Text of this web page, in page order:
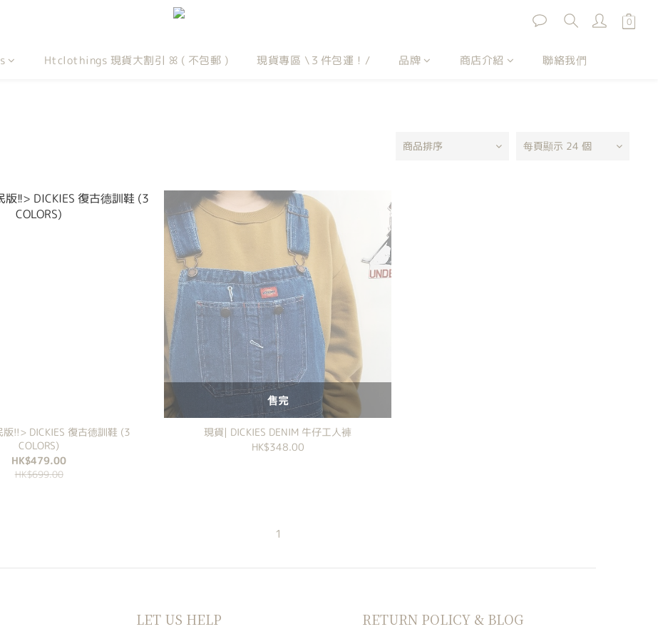
Htclothings 現貨大割引 ꕤ ( 不包郵 ) 現貨專區 \３件包運！/ 品牌 商店介紹 聯絡我們
商品排序 每頁顯示 24 個
!!> DICKIES 復古德訓鞋 (3
COLORS)
HK$479.00
HK$699.00
售完
現貨| DICKIES DENIM 牛仔工人褲
HK$348.00
1
LET US HELP RETURN POLICY & BLOG